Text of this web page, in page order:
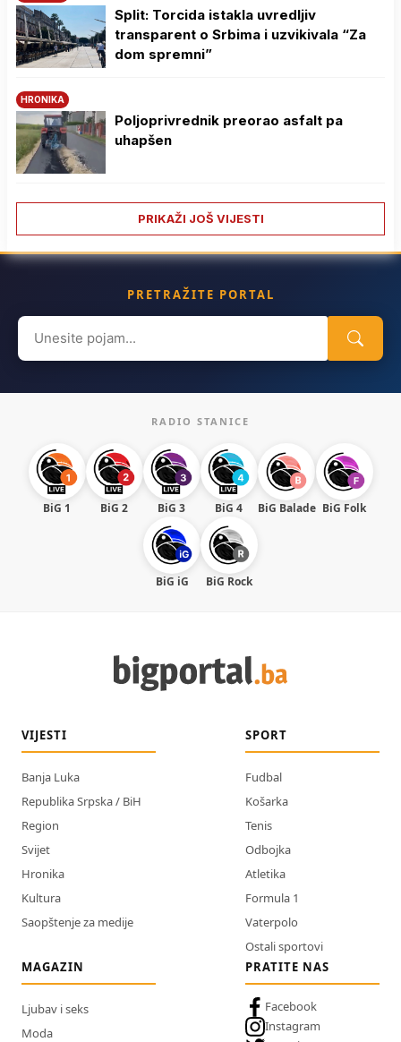
Split: Torcida istakla uvredljiv
transparent o Srbima i uzvikivala “Za
dom spremni”
HRONIKA
Poljoprivrednik preorao asfalt pa
uhapšen
PRIKAŽI JOŠ VIJESTI
PRETRAŽITE PORTAL
Search
for:
RADIO STANICE
BiG 1 BiG 2 BiG 3 BiG 4 BiG Balade BiG Folk
BiG iG BiG Rock
VIJESTI
Banja Luka
Republika Srpska / BiH
Region
Svijet
Hronika
Kultura
Saopštenje za medije
SPORT
Fudbal
Košarka
Tenis
Odbojka
Atletika
Formula 1
Vaterpolo
Ostali sportovi
MAGAZIN
Ljubav i seks
Moda
PRATITE NAS
Facebook
Instagram